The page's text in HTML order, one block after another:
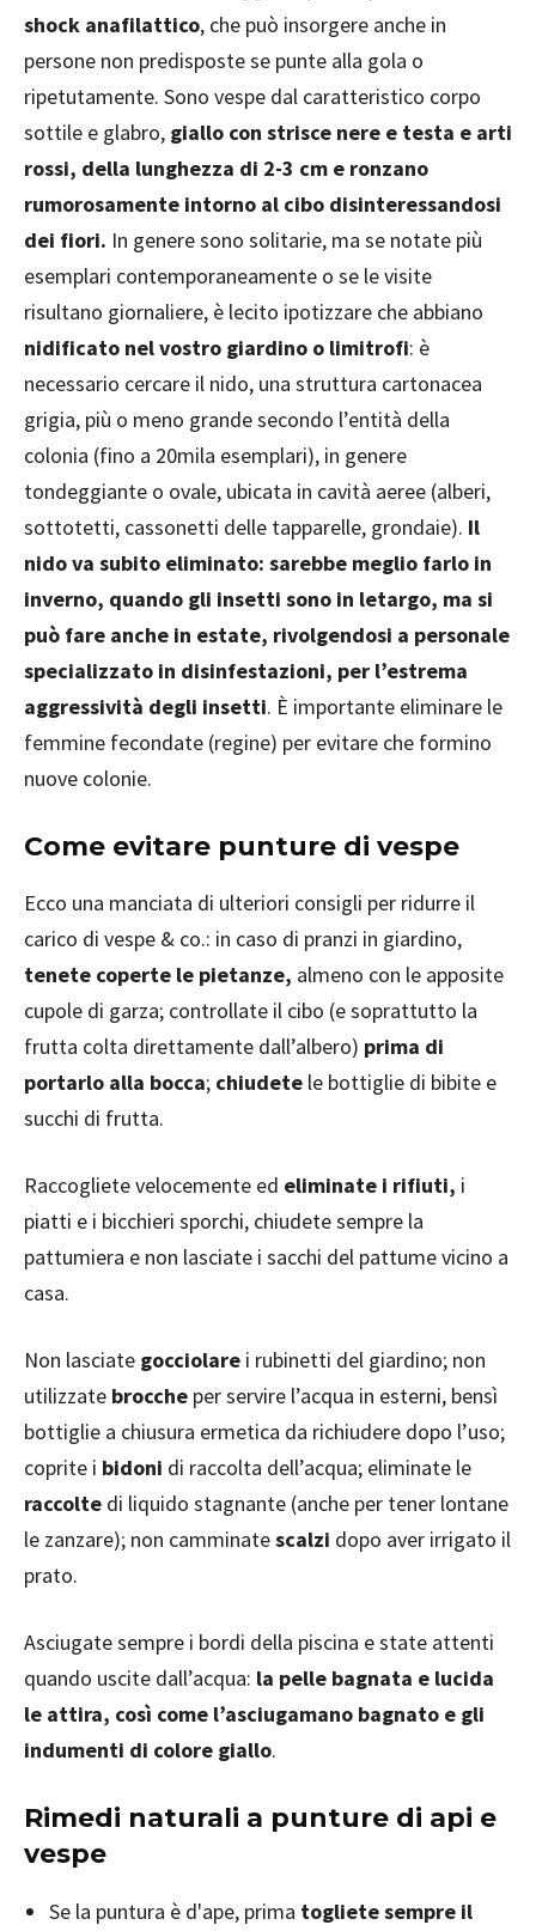
shock anafilattico, che può insorgere anche in
persone non predisposte se punte alla gola o
ripetutamente. Sono vespe dal caratteristico corpo
sottile e glabro, giallo con strisce nere e testa e arti
rossi, della lunghezza di 2-3 cm e ronzano
rumorosamente intorno al cibo disinteressandosi
dei fiori. In genere sono solitarie, ma se notate più
esemplari contemporaneamente o se le visite
risultano giornaliere, è lecito ipotizzare che abbiano
nidificato nel vostro giardino o limitrofi: è
necessario cercare il nido, una struttura cartonacea
grigia, più o meno grande secondo l’entità della
colonia (fino a 20mila esemplari), in genere
tondeggiante o ovale, ubicata in cavità aeree (alberi,
sottotetti, cassonetti delle tapparelle, grondaie). Il
nido va subito eliminato: sarebbe meglio farlo in
inverno, quando gli insetti sono in letargo, ma si
può fare anche in estate, rivolgendosi a personale
specializzato in disinfestazioni, per l’estrema
aggressività degli insetti. È importante eliminare le
femmine fecondate (regine) per evitare che formino
nuove colonie.
Come evitare punture di vespe
Ecco una manciata di ulteriori consigli per ridurre il
carico di vespe & co.: in caso di pranzi in giardino,
tenete coperte le pietanze, almeno con le apposite
cupole di garza; controllate il cibo (e soprattutto la
frutta colta direttamente dall’albero) prima di
portarlo alla bocca; chiudete le bottiglie di bibite e
succhi di frutta.
Raccogliete velocemente ed eliminate i rifiuti, i
piatti e i bicchieri sporchi, chiudete sempre la
pattumiera e non lasciate i sacchi del pattume vicino a
casa.
Non lasciate gocciolare i rubinetti del giardino; non
utilizzate brocche per servire l’acqua in esterni, bensì
bottiglie a chiusura ermetica da richiudere dopo l’uso;
coprite i bidoni di raccolta dell’acqua; eliminate le
raccolte di liquido stagnante (anche per tener lontane
le zanzare); non camminatescalzi dopo aver irrigato il
prato.
Asciugate sempre i bordi della piscina e state attenti
quando uscite dall’acqua: la pelle bagnata e lucida
le attira, così come l’asciugamano bagnato e gli
indumenti di colore giallo.
Rimedi naturali a punture di api e
vespe
Se la puntura è d'ape, prima togliete sempre il